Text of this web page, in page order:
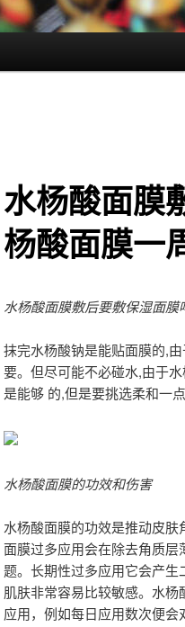
水杨酸面膜
杨酸面膜一
水杨酸面膜敷后要敷保湿面膜
抹完水杨酸钠是能贴面膜的,
要。但尽可能不必碰水,由于
是能够 的,但是要挑选柔和一
水杨酸面膜的功效和伤害
水杨酸面膜的功效是推动皮
面膜过多应用会在除去角质
题。长期性过多应用它会产
肌肤非常容易比较敏感。水
应用，例如每日应用数次便会